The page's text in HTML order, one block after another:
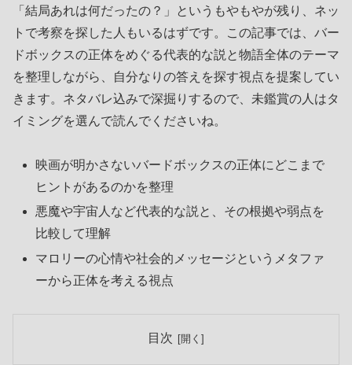
「結局あれは何だったの？」というもやもやが残り、ネッ
トで考察を探した人もいるはずです。この記事では、バー
ドボックスの正体をめぐる代表的な説と物語全体のテーマ
を整理しながら、自分なりの答えを探す視点を提案してい
きます。ネタバレ込みで深掘りするので、未鑑賞の人はタ
イミングを選んで読んでくださいね。
映画が明かさないバードボックスの正体にどこまで
ヒントがあるのかを整理
悪魔や宇宙人など代表的な説と、その根拠や弱点を
比較して理解
マロリーの心情や社会的メッセージというメタファ
ーから正体を考える視点
目次